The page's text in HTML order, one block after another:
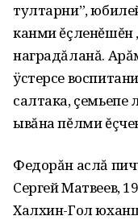
тултарни”,
кан­ми ĕçленĕшĕн
наградăланă.
ÿстерсе
салтака, çемьепе
ывăна пĕлми
Федорăн аслă
Сергей Матвеев,
Халхин-Гол